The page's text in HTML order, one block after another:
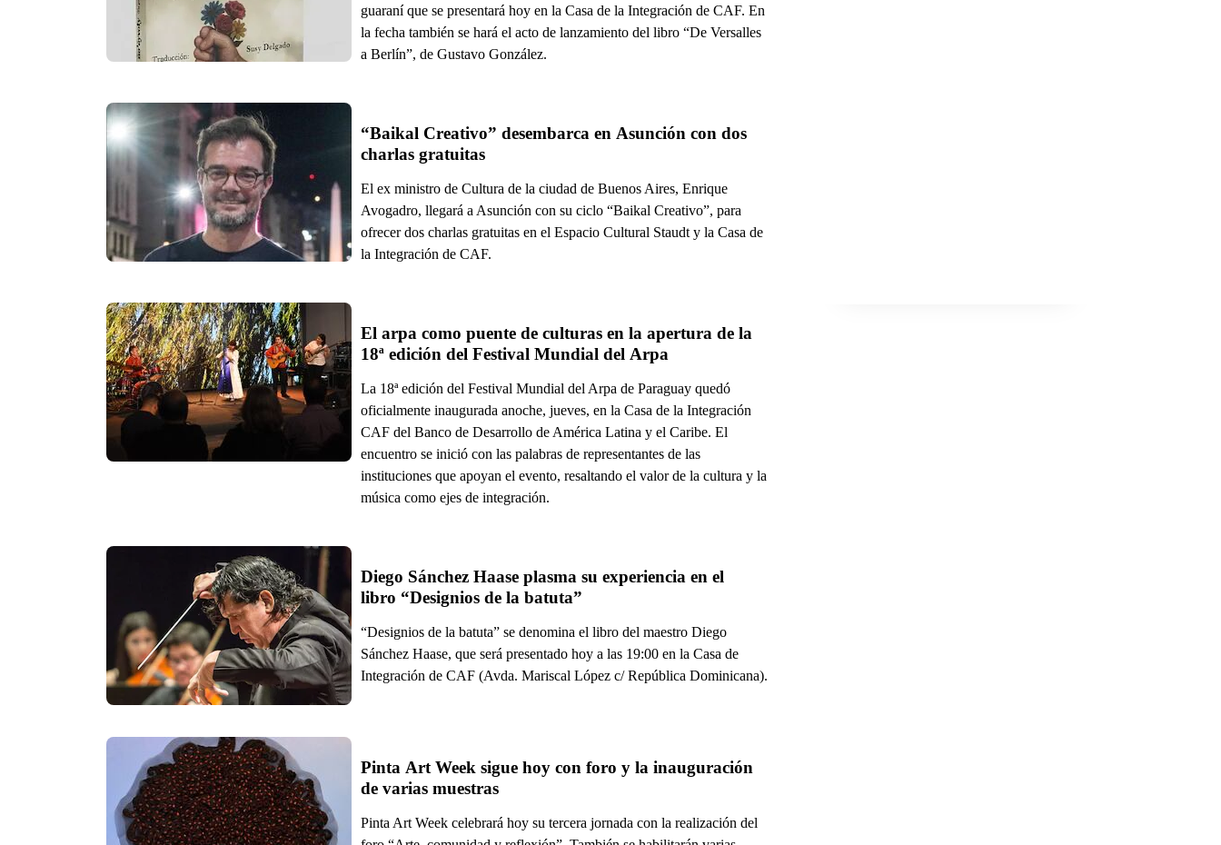
guaraní que se presentará hoy en la Casa de la Integración de CAF. En
la fecha también se hará el acto de lanzamiento del libro “De Versalles
a Berlín”, de Gustavo González.
“Baikal Creativo” desembarca en Asunción con dos
charlas gratuitas
El ex ministro de Cultura de la ciudad de Buenos Aires, Enrique
Avogadro, llegará a Asunción con su ciclo “Baikal Creativo”, para
ofrecer dos charlas gratuitas en el Espacio Cultural Staudt y la Casa de
la Integración de CAF.
El arpa como puente de culturas en la apertura de la
18ª edición del Festival Mundial del Arpa
La 18ª edición del Festival Mundial del Arpa de Paraguay quedó
oficialmente inaugurada anoche, jueves, en la Casa de la Integración
CAF del Banco de Desarrollo de América Latina y el Caribe. El
encuentro se inició con las palabras de representantes de las
instituciones que apoyan el evento, resaltando el valor de la cultura y la
música como ejes de integración.
Diego Sánchez Haase plasma su experiencia en el
libro “Designios de la batuta”
“Designios de la batuta” se denomina el libro del maestro Diego
Sánchez Haase, que será presentado hoy a las 19:00 en la Casa de
Integración de CAF (Avda. Mariscal López c/ República Dominicana).
Pinta Art Week sigue hoy con foro y la inauguración
de varias muestras
Pinta Art Week celebrará hoy su tercera jornada con la realización del